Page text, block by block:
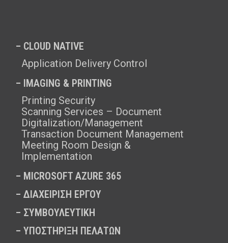
– CLOUD NATIVE
Application Delivery Control
– IMAGING & PRINTING
Printing Security
Scanning Services – Document
Digitalization/Management
Transaction Document Management
Meeting Room Design &
Implementation
– MICROSOFT AZURE 365
– ΔΙΑΧΕΙΡΙΣΗ ΕΡΓΟΥ
– ΣΥΜΒΟΥΛΕΥΤΙΚΗ
– ΥΠΟΣΤΗΡΙΞΗ ΠΕΛΑΤΩΝ